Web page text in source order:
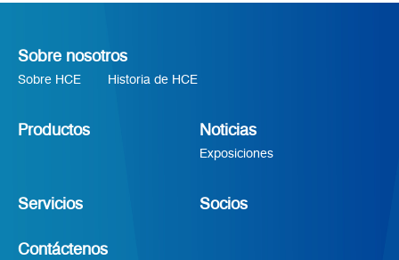
Sobre nosotros
Sobre HCE Historia de HCE
Productos Noticias
Exposiciones
Servicios Socios
Contáctenos